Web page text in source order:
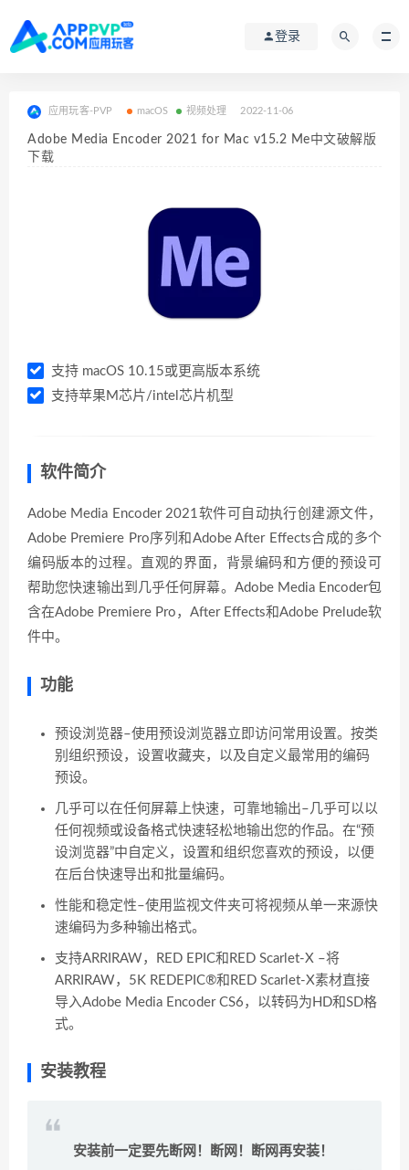
登录
应用玩客-PVP macOS 视频处理 2022-11-06
Adobe Media Encoder 2021 for Mac v15.2 Me中文破解版
下载
支持 macOS 10.15或更高版本系统
支持苹果M芯片/intel芯片机型
软件简介
Adobe Media Encoder 2021软件可自动执行创建源文件，
Adobe Premiere Pro序列和Adobe After Effects合成的多个
编码版本的过程。直观的界面，背景编码和方便的预设可
帮助您快速输出到几乎任何屏幕。Adobe Media Encoder包
含在Adobe Premiere Pro，After Effects和Adobe Prelude软
件中。
功能
预设浏览器–使用预设浏览器立即访问常用设置。按类
别组织预设，设置收藏夹，以及自定义最常用的编码
预设。
几乎可以在任何屏幕上快速，可靠地输出–几乎可以以
任何视频或设备格式快速轻松地输出您的作品。在“预
设浏览器”中自定义，设置和组织您喜欢的预设，以便
在后台快速导出和批量编码。
性能和稳定性–使用监视文件夹可将视频从单一来源快
速编码为多种输出格式。
支持ARRIRAW，RED EPIC和RED Scarlet-X –将
ARRIRAW，5K REDEPIC®和RED Scarlet-X素材直接
导入Adobe Media Encoder CS6，以转码为HD和SD格
式。
安装教程
安装前一定要先断网！断网！断网再安装！